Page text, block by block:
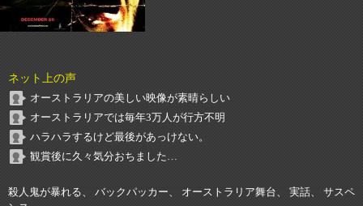
ネット上の声
オーストラリアの美しい映像が素晴らしい
オーストラリアでは毎年3万人が行方不明
ハラハラするけど最後があっけない。
観賞後に久々気分おちました…
殺人鬼が暴れる、 バックパッカー、 オーストラリア舞台、 実話、 サスペ